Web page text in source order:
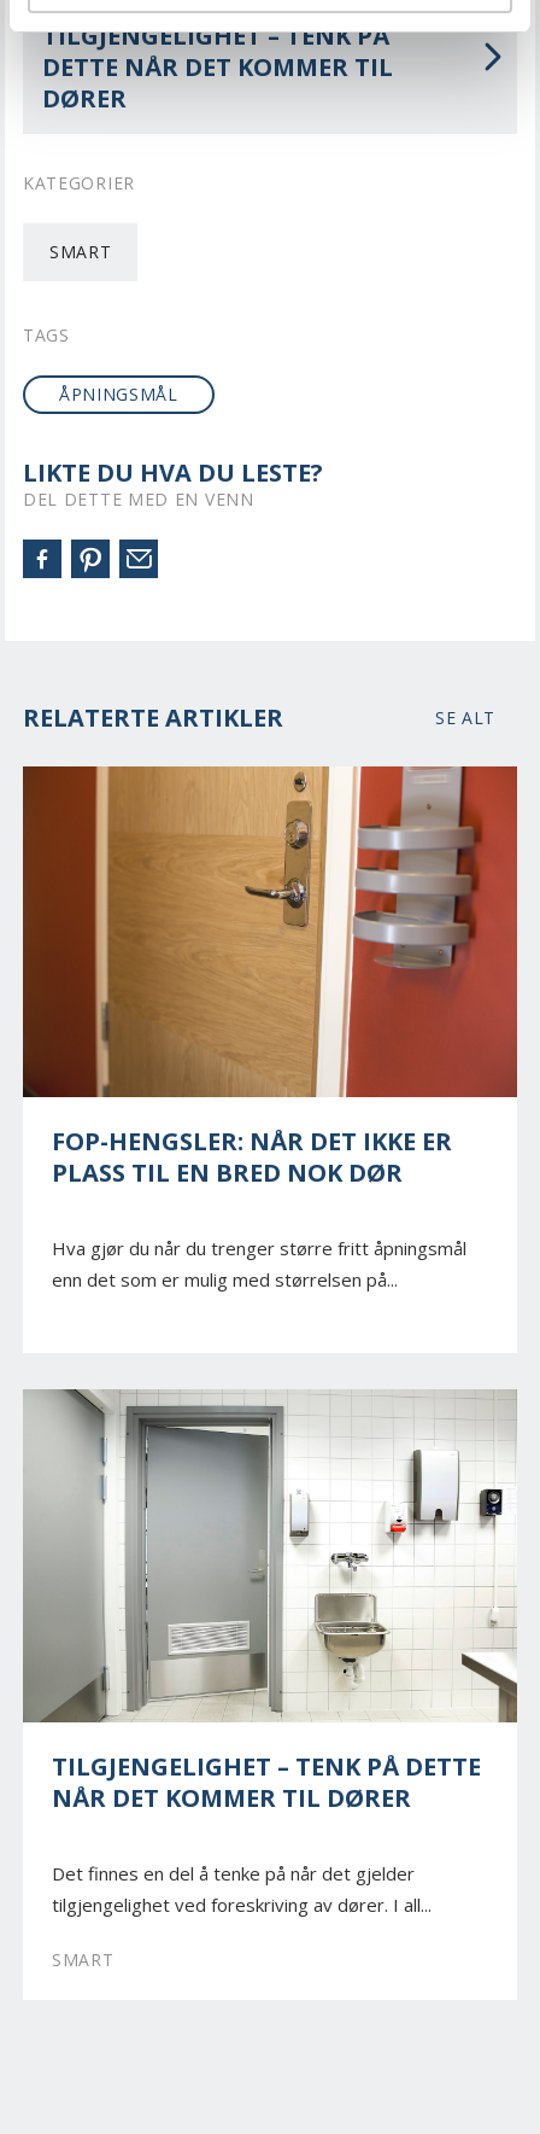
LES NESTE
TILGJENGELIGHET – TENK PÅ
DETTE NÅR DET KOMMER TIL
DØRER
KATEGORIER
SMART
TAGS
ÅPNINGSMÅL
LIKTE DU HVA DU LESTE?
DEL DETTE MED EN VENN
RELATERTE ARTIKLER SE ALT
FOP-HENGSLER: NÅR DET IKKE ER
PLASS TIL EN BRED NOK DØR
Hva gjør du når du trenger større fritt åpningsmål
enn det som er mulig med størrelsen på...
TILGJENGELIGHET – TENK PÅ DETTE
NÅR DET KOMMER TIL DØRER
Det finnes en del å tenke på når det gjelder
tilgjengelighet ved foreskriving av dører. I all...
SMART